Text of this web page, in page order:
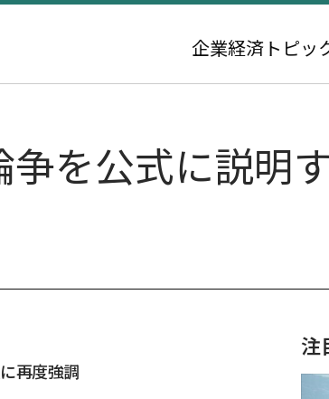
企業経済 トピッ
を公式に説明
再度強調
注